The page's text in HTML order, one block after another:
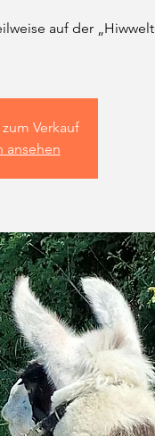
auf der
Verkauf
ansehen